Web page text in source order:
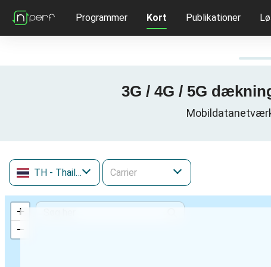
Programmer Kort Publikationer
3G / 4G / 5G
TH - Thailand
+
−